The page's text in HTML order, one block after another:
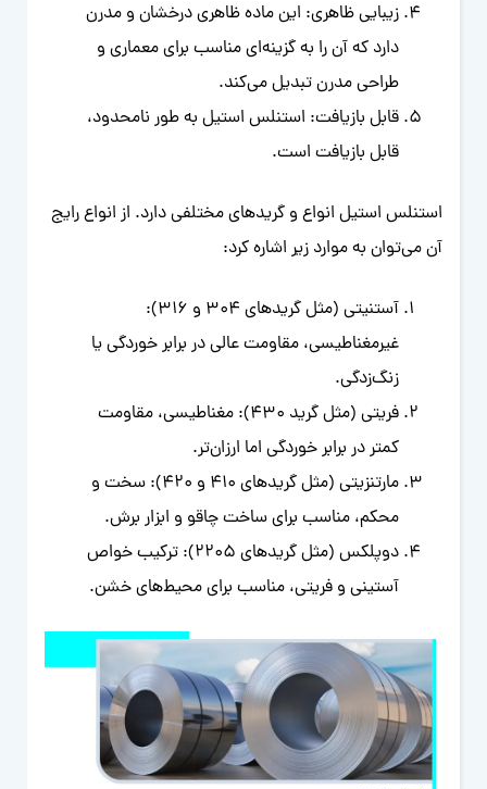
زیبایی ظاهری: این ماده ظاهری درخشان و مدرن
دارد که آن را به گزینه‌ای مناسب برای معماری و
طراحی مدرن تبدیل می‌کند.
قابل بازیافت: استنلس استیل به طور نامحدود،
قابل بازیافت است.
استنلس استیل انواع و گریدهای مختلفی دارد. از انواع رایج
آن می‌توان به موارد زیر اشاره کرد:
آستنیتی (مثل گریدهای 304 و 316):
غیرمغناطیسی، مقاومت عالی در برابر خوردگی یا
زنگ‌زدگی.
فریتی (مثل گرید 430): مغناطیسی، مقاومت
کمتر در برابر خوردگی اما ارزان‌تر.
مارتنزیتی (مثل گریدهای 410 و 420): سخت و
محکم، مناسب برای ساخت چاقو و ابزار برش.
دوپلکس (مثل گریدهای 2205): ترکیب خواص
آستینی و فریتی، مناسب برای محیط‌های خشن.